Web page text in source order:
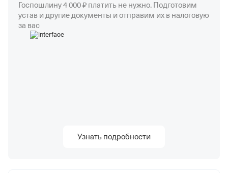
Госпошлину 4 000 ₽ платить не нужно. Подготовим
устав и другие документы и отправим их в налоговую
за вас
Узнать подробности